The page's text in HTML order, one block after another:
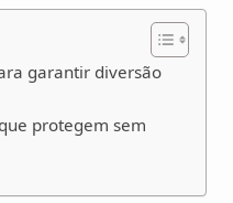
garantir diversão
protegem sem